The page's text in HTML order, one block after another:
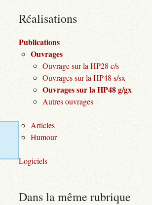
Réalisations
Publications
Ouvrages
Ouvrage sur la HP28 c/s
Ouvrages sur la HP48 s/sx
Ouvrages sur la HP48 g/gx
Autres ouvrages
Articles
Humour
Logiciels
Dans la même rubrique